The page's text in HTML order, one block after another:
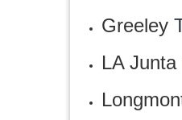
Greeley
LA Junta